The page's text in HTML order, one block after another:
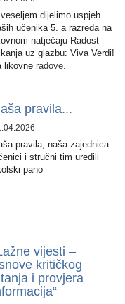
dijelimo uspjeh
učenika 5. a razreda na
natječaju Radost
uz glazbu: Viva Verdi!
likovne radove.
pravila...
pravila, naša zajednica:
i stručni tim uredili
pano
vijesti –
kritičkog
i provjera